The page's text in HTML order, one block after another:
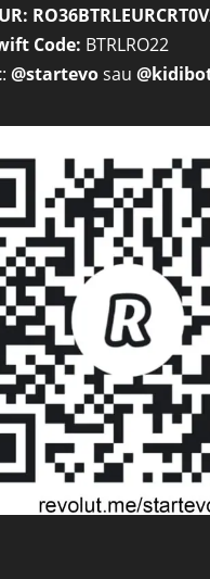
Code: BTRLRO22
: @startevosau